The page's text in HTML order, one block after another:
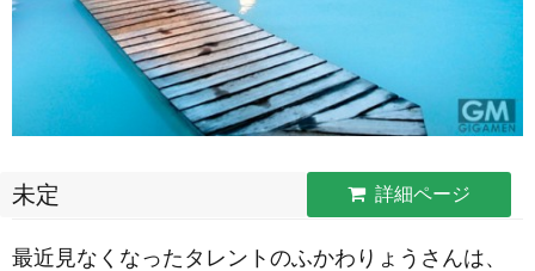
未定 詳細ページ
最近見なくなったタレントのふかわりょうさんは、